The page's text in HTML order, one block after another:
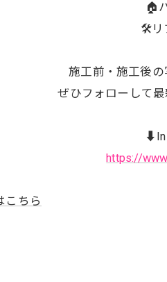
🏠
🛠️リ
施工前・施工後
ぜひフォローして
https://
こちら